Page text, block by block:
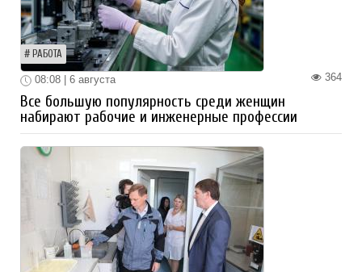
РАБОТА
364
08:08 | 6 августа
Все большую популярность среди женщин
набирают рабочие и инженерные профессии